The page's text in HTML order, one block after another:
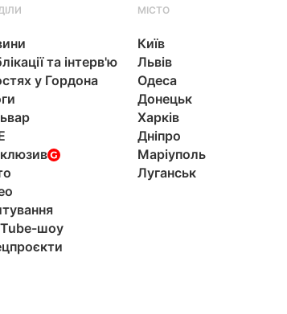
та інтерв'ю
у Гордона
шоу
МІСТО
Київ
Львів
Одеса
Донецьк
Харків
Дніпро
Маріуполь
Луганськ